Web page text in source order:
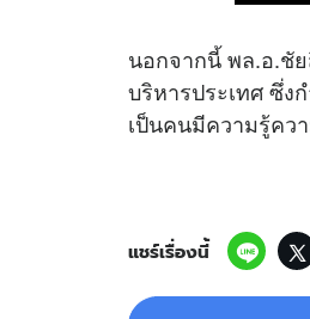
นอกจากนี้ พล.อ.ชั
บริหารประเทศ ซึ่ง
เป็นคนมีความรู้คว
แชร์เรื่องนี้